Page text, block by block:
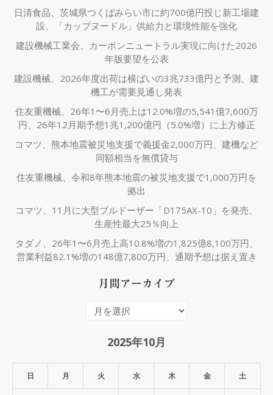
日清食品、茨城県つくばみらい市に約700億円投じ新工場建
設、「カップヌードル」供給力と環境性能を強化
建設機械工業会、カーボンニュートラル実現に向けた2026
年版要望を公表
建設機械、2026年度出荷は横ばいの3兆733億円と予測、建
機工が需要見通し発表
住友重機械、26年1〜6月売上は12.0%増の5,541億7,600万
円、26年12月期予想1兆1,200億円（5.0%増）に上方修正
コマツ、熊本地震被災地支援で義援金2,000万円、建機など
同額相当を無償貸与
住友重機械、令和8年熊本地震の被災地支援で1,000万円を
拠出
コマツ、11月に大型ブルドーザー「D175AX-10」を発売、
生産性最大25％向上
タダノ、26年1〜6月売上高10.8%増の1,825億8,100万円、
営業利益82.1%増の148億7,800万円、通期予想は据え置き
月間アーカイブ
イ
2025年10月
日 月 火 水 木 金 土